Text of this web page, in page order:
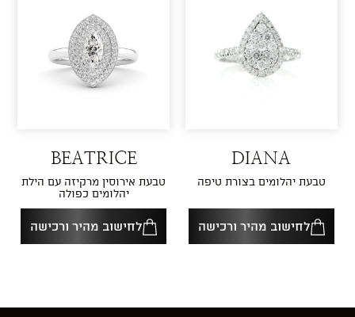
DIANA
טבעת יהלומים בצורת טיפה
לחישוב מהיר ורכישה
BEATRICE
טבעת אירוסין מרקיזה עם הילת
יהלומים כפולה
לחישוב מהיר ורכישה